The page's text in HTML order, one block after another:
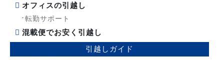
オフィスの引越し
転勤サポート
混載便でお安く引越し
引越しガイド